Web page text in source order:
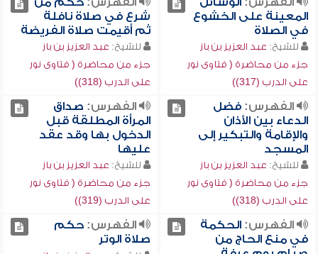
المعينة على الخشوع
في الصلاة
للشيخ: عبد العزيز بن باز
جزء من محاضرة ( فتاوى نور
على الدرب (317))
شرع في صلاة نافلة
ثم أقيمت صلاة الفريضة
للشيخ: عبد العزيز بن باز
جزء من محاضرة ( فتاوى نور
على الدرب (318))
الفهرس:فضل
الدعاء بين الأذان
والإقامة والتبكير إلى
المسجد
للشيخ: عبد العزيز بن باز
جزء من محاضرة ( فتاوى نور
على الدرب (318))
الفهرس: صداق
المرأة المطلقة قبل
الدخول بها وقد عقد
عليها
للشيخ: عبد العزيز بن باز
جزء من محاضرة ( فتاوى نور
على الدرب (319))
الفهرس:الحكمة
في منع الحاج من
الفهرس:حكم
صلاة الوتر